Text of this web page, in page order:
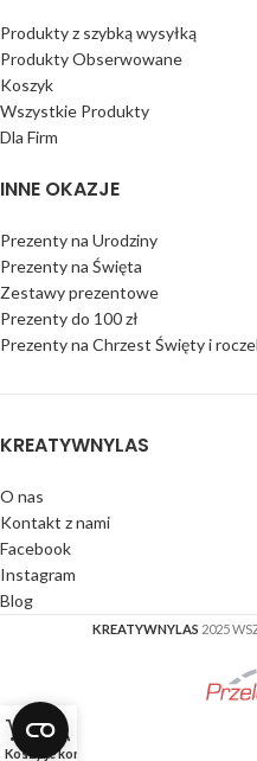
Produkty z szybką wysyłką
Produkty Obserwowane
Koszyk
Wszystkie Produkty
Dla Firm
INNE OKAZJE
Prezenty na Urodziny
Prezenty na Święta
Zestawy prezentowe
Prezenty do 100 zł
Prezenty na Chrzest Święty i
KREATYWNYLAS
O nas
Kontakt z nami
Facebook
Instagram
Blog
KREATYWNYLAS 2025
Koszyk
Moje konto